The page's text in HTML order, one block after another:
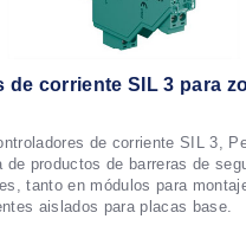
de corriente SIL 3 para
de corriente SIL 3,
de productos de barreras de
tanto en módulos para
aislados para placas base.